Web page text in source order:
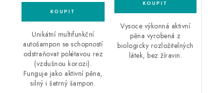
Unikátní multifunkční
autošampon se schopností
odstraňovat polétavou rez
(vzdušnou korozi).
Funguje jako aktivní pěna,
silný i šetrný šampon.
Vysoce výkonná aktivní
pěna vyrobená z
biologicky rozložitelných
látek, bez žíravin.